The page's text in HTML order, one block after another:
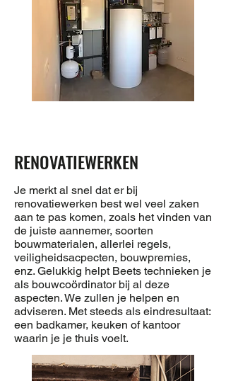
RENOVATIEWERKEN
Je merkt al snel dat er bij
renovatiewerken best wel veel zaken
aan te pas komen, zoals het vinden van
de juiste aannemer, soorten
bouwmaterialen, allerlei regels,
veiligheidsacpecten, bouwpremies,
enz. Gelukkig helpt Beets technieken je
als bouwcoördinator bij al deze
aspecten. We zullen je helpen en
adviseren. Met steeds als eindresultaat:
een badkamer, keuken of kantoor
waarin je je thuis voelt.